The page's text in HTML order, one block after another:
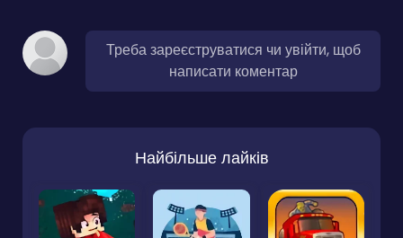
Треба зареєструватися чи увійти, щоб
написати коментар
Найбільше лайків